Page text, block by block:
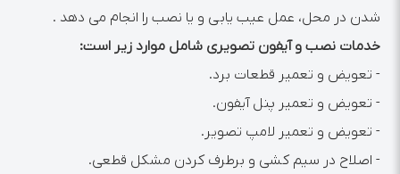
شدن در محل، عمل عیب یابی و یا نصب را انجام می دهد .
خدمات نصب و آیفون تصویری شامل موارد زیر است:
- تعویض و تعمیر قطعات برد.
- تعویض و تعمیر پنل آیفون.
- تعویض و تعمیر لامپ تصویر.
- اصلاح در سیم کشی و برطرف کردن مشکل قطعی.